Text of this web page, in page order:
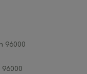
96000
96000